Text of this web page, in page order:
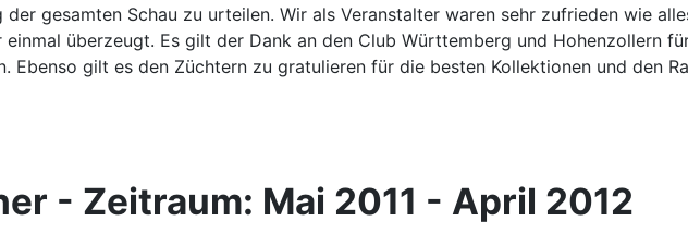
gesamten Schau zu urteilen. Wir als Veranstalter waren sehr zufrieden wie
überzeugt. Es gilt der Dank an den Club Württemberg und Hohenzollern
Ebenso gilt es den Züchtern zu gratulieren für die besten Kollektionen und den
- Zeitraum: Mai 2011 - April 2012